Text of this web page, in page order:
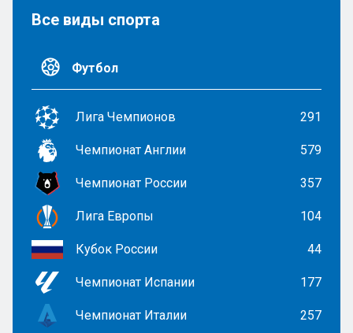
Все виды спорта
Футбол
Лига Чемпионов 291
Чемпионат Англии 579
Чемпионат России 357
Лига Европы 104
Кубок России 44
Чемпионат Испании 177
Чемпионат Италии 257